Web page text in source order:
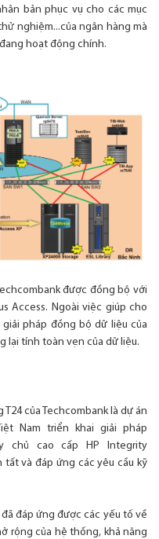
bản phục vụ cho các mục
nghiệm...của ngân hàng mà
hoạt động chính.
được đồng bộ với
Access. Ngoài việc giúp cho
pháp đồng bộ dữ liệu của
lại tính toàn vẹn của dữ liệu.
của Techcombank là dự án
Nam triển khai giải pháp
chủ cao cấp HP Integrity
tất và đáp ứng các yêu cầu kỹ
đáp ứng được các yếu tố về
rộng của hệ thống, khả năng